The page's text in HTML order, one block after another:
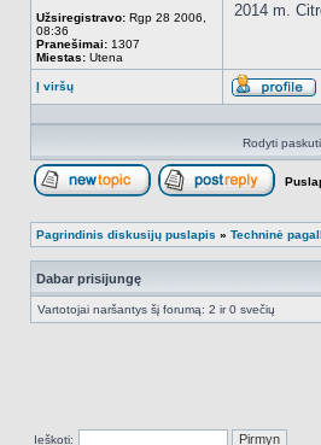
Užsiregistravo: Rgp 28 2006,
08:36
Pranešimai: 1307
Miestas: Utena
2014 m.
Į viršų
Rodyti
Pagrindinis diskusijų puslapis » Techninė
Dabar prisijungę
Vartotojai naršantys šį forumą: 2 ir 0 svečių
Ieškoti: